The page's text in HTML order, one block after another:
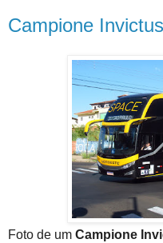
Campione
Foto de um Campione